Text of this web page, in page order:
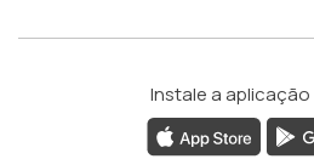
Instale a aplicação